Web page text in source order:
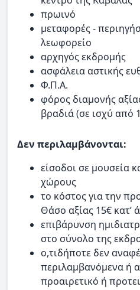
πρωινό
μεταφορές -
λεωφορείο
αρχηγός εκδρομής
ασφάλεια αστικής
Φ.Π.Α.
φόρος διαμονής
βραδιά (σε ισχύ από
Δεν περιλαμβάνονται:
είσοδοι σε μουσεία
χώρους
το κόστος για την
Θάσο αξίας 15€ κατ’
επιβάρυνση
στο σύνολο της
ο,τιδήποτε δεν
περιλαμβανόμενα ή
προαιρετικό ή